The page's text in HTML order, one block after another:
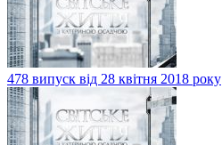
478 випуск від 28 квітня 2018 року